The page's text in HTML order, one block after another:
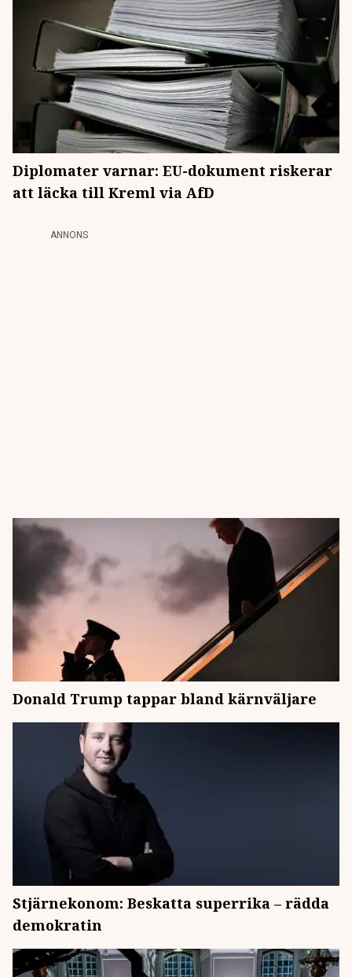
Diplomater varnar: EU-dokument riskerar
att läcka till Kreml via AfD
ANNONS
Donald Trump tappar bland kärnväljare
Stjärnekonom: Beskatta superrika – rädda
demokratin